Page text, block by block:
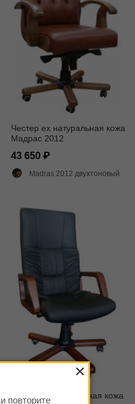
Честер ех натуральная кожа
Мадрас 2012
43 650
Madras 2012 двухтоновый глянец
Q-15 ех искусственная кожа
повторите